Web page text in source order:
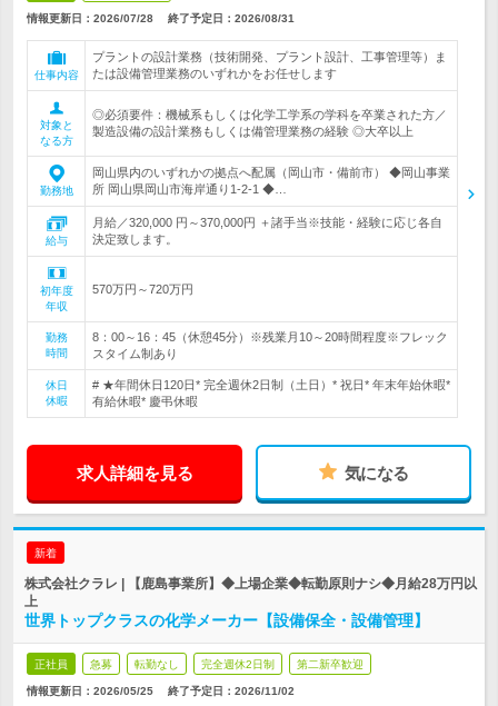
情報更新日：2026/07/28 終了予定日： 2026/08/31
仕事内容
プラントの設計業務（技術開発、プラント設計、工事管理等）ま
たは設備管理業務のいずれかをお任せします
対象と
なる方
◎必須要件：機械系もしくは化学工学系の学科を卒業された方／
製造設備の設計業務もしくは備管理業務の経験 ◎大卒以上
勤務地
岡山県内のいずれかの拠点へ配属（岡山市・備前市） ◆岡山事業
所 岡山県岡山市海岸通り1-2-1 ◆…
給与
月給／320,000 円～370,000円 ＋諸手当※技能・経験に応じ各自
決定致します。
初年度
年収
570万円～720万円
勤務
時間
8：00～16：45（休憩45分）※残業月10～20時間程度※フレック
スタイム制あり
休日
休暇
# ★年間休日120日* 完全週休2日制（土日）* 祝日* 年末年始休暇*
有給休暇* 慶弔休暇
求人詳細を見る 気になる
新着
株式会社クラレ | 【鹿島事業所】◆上場企業◆転勤原則ナシ◆月給28万円以
上
世界トップクラスの化学メーカー【設備保全・設備管理】
正社員 急募 転勤なし 完全週休2日制 第二新卒歓迎
情報更新日：2026/05/25 終了予定日： 2026/11/02